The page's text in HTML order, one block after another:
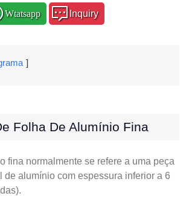
Wtatsapp Inquiry
Folha De Alumínio Fina
fina normalmente se refere a uma peça
de alumínio com espessura inferior a 6